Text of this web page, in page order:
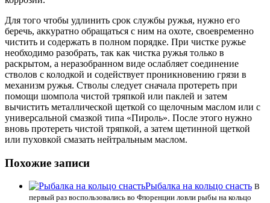
Для того чтобы удлинить срок службы ружья, нужно его
беречь, аккуратно обращаться с ним на охоте, своевременно
чистить и содержать в полном порядке. При чистке ружье
необходимо разобрать, так как чистка ружья только в
раскрытом, а неразобранном виде ослабляет соединение
стволов с колодкой и содействует проникновению грязи в
механизм ружья. Стволы следует сначала протереть при
помощи шомпола чистой тряпкой или паклей и затем
вычистить металлической щеткой со щелочным маслом или с
универсальной смазкой типа «Пироль». После этого нужно
вновь протереть чистой тряпкой, а затем щетинной щеткой
или пуховкой смазать нейтральным маслом.
Похожие записи
Рыбалка на кольцо снасть В
первый раз воспользовались во Флоренции ловли рыбы на кольцо